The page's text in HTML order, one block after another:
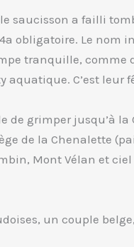
a failli
obligatoire. Le nom
tranquille,
C’est leur
grimper jusqu’à la
de la Chenalette
Mont Vélan et
un couple